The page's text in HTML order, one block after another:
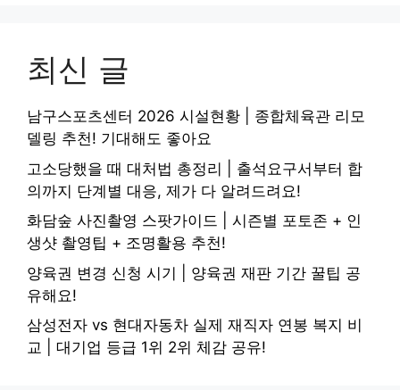
최신 글
남구스포츠센터 2026 시설현황 | 종합체육관 리모
델링 추천! 기대해도 좋아요
고소당했을 때 대처법 총정리 | 출석요구서부터 합
의까지 단계별 대응, 제가 다 알려드려요!
화담숲 사진촬영 스팟가이드 | 시즌별 포토존 + 인
생샷 촬영팁 + 조명활용 추천!
양육권 변경 신청 시기 | 양육권 재판 기간 꿀팁 공
유해요!
삼성전자 vs 현대자동차 실제 재직자 연봉 복지 비
교 | 대기업 등급 1위 2위 체감 공유!